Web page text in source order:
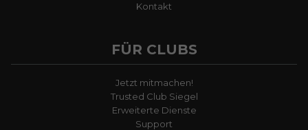
Kontakt
FÜR CLUBS
Jetzt mitmachen!
Trusted Club Siegel
Erweiterte Dienste
Support